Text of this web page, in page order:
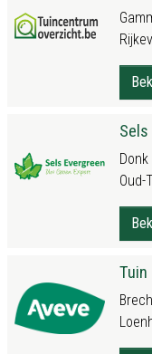
Sels
Oud-
Tuin